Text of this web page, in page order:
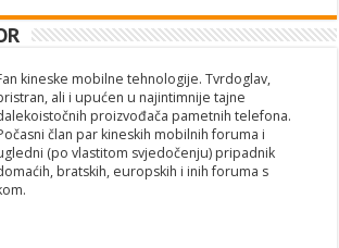
kineske mobilne tehnologije. Tvrdoglav,
ali i upućen u najintimnije tajne
proizvođača pametnih telefona.
član par kineskih mobilnih foruma i
(po vlastitom svjedočenju) pripadnik
bratskih, europskih i inih foruma s